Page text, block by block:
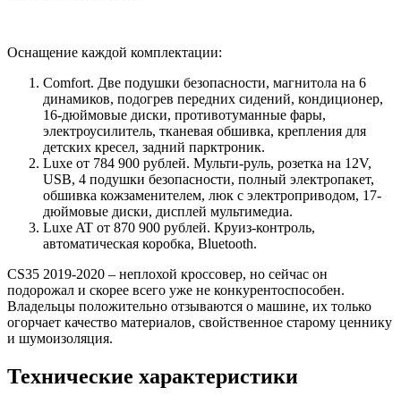
Оснащение каждой комплектации:
Comfort. Две подушки безопасности, магнитола на 6
динамиков, подогрев передних сидений, кондиционер,
16-дюймовые диски, противотуманные фары,
электроусилитель, тканевая обшивка, крепления для
детских кресел, задний парктроник.
Luxe от 784 900 рублей. Мульти-руль, розетка на 12V,
USB, 4 подушки безопасности, полный электропакет,
обшивка кожзаменителем, люк с электроприводом, 17-
дюймовые диски, дисплей мультимедиа.
Luxe AT от 870 900 рублей. Круиз-контроль,
автоматическая коробка, Bluetooth.
CS35 2019-2020 – неплохой кроссовер, но сейчас он
подорожал и скорее всего уже не конкурентоспособен.
Владельцы положительно отзываются о машине, их только
огорчает качество материалов, свойственное старому ценнику
и шумоизоляция.
Технические характеристики